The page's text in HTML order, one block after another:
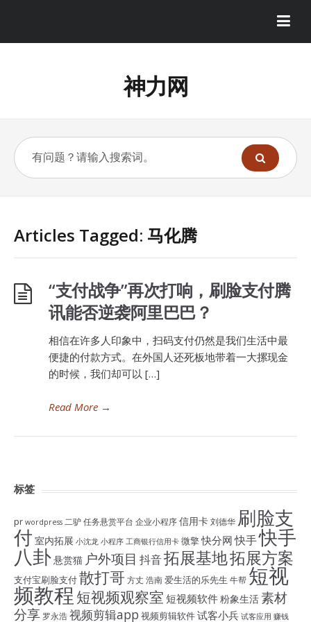
神力网
Articles Tagged: 马化腾
“支付战争”再次打响，刷脸支付腾
讯能否逆袭阿里巴巴？
相信在许多人印象中，扫码支付仍然是我们生活中最
便捷的付款方式。在外国人还死板地带着一大摞现金
的时候，我们却可以 […]
Read More →
标签
pr wordpress 二驴任务悬赏平台 企业小程序信用卡刘德华 刷脸支
付 室内拓展 小沈龙 小程序 工商银行信用卡 微擎快分网 快手快手
八卦悬赏猫 户外项目 抖音拓展基地拓展方案
支付宝刷脸支付散打哥 方丈 浩南爱生活的乐先生 牛帮 短视
频教程 短视频观察室 短视频软件粉象生活素材
分享 罗永浩视频剪辑app 视频剪辑软件试客小兵 试客应用 赚钱